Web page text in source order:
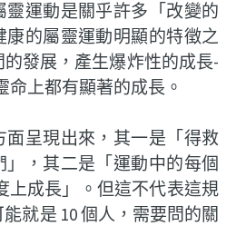
靈運動是關乎許多「改變的
康的屬靈運動明顯的特徵之
發展，產生爆炸性的成長-
命上都有顯著的成長。
面呈現出來，其一是「得救
」，其二是「運動中的每個
上成長」。但這不代表這規
就是 10 個人，需要問的關